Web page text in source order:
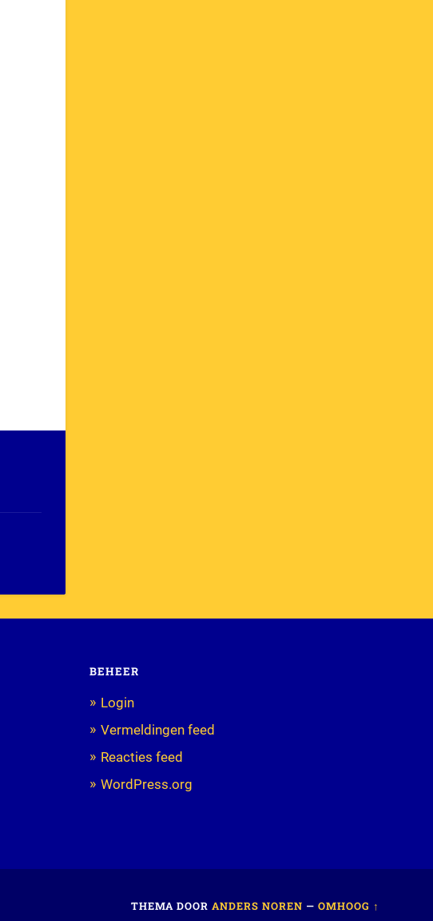
BEHEER
Login
Vermeldingen feed
Reacties feed
WordPress.org
THEMA DOOR ANDERS NOREN — OMHOOG ↑